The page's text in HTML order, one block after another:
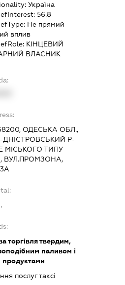
Україна
56.8
Не прямий
вплив
КІНЦЕВИЙ
ВЛАСНИК
ОДЕСЬКА ОБЛ.,
ДНІСТРОВСЬКИЙ Р-
МІСЬКОГО ТИПУ
ВУЛ.ПРОМЗОНА,
торгівля твердим,
паливом і
продуктами
послуг таксі